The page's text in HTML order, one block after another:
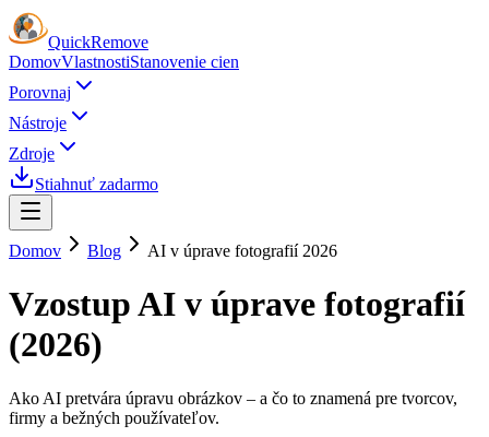
QuickRemove
DomovVlastnostiStanovenie cien
Porovnaj
Nástroje
Zdroje
Stiahnuť zadarmo
Domov Blog AI v úprave fotografií 2026
Vzostup AI v úprave fotografií
(2026)
Ako AI pretvára úpravu obrázkov – a čo to znamená pre tvorcov,
firmy a bežných používateľov.